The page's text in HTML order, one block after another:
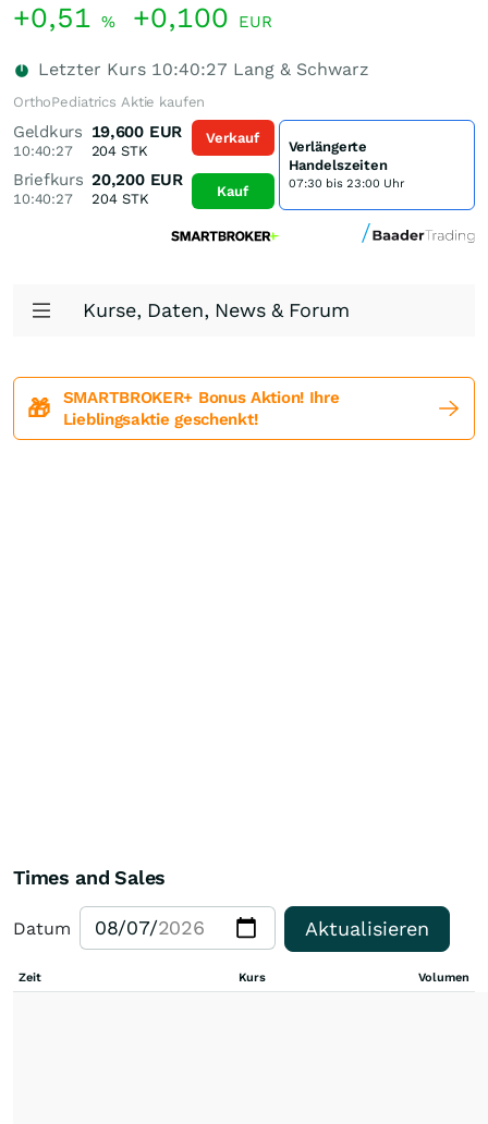
+0,51 % +0,100 EUR
Letzter Kurs 10:40:27 Lang & Schwarz
OrthoPediatrics Aktie kaufen
Geldkurs
10:40:27
19,600 EUR
204 STK
Briefkurs
10:40:27
20,200 EUR
204STK
Verkauf
Kauf
Verlängerte
Handelszeiten
07:30 bis 23:00 Uhr
Kurse, Daten, News & Forum
🎁
SMARTBROKER+ Bonus Aktion! Ihre
Lieblingsaktie geschenkt!
Times and Sales
Datum Aktualisieren
Zeit Kurs Volumen